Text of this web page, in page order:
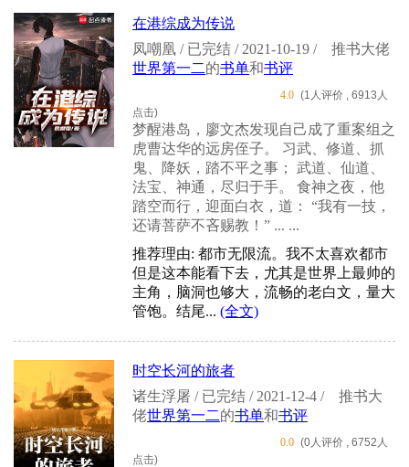
在港综成为传说
凤嘲凰 / 已完结 / 2021-10-19 /
推书大佬
世界第一二的书单和书评
4.0 (1人评价 , 6913人
点击)
梦醒港岛，廖文杰发现自己成了重案组之
虎曹达华的远房侄子。 习武、修道、抓
鬼、降妖，踏不平之事； 武道、仙道、
法宝、神通，尽归于手。 食神之夜，他
踏空而行，迎面白衣，道： “我有一技，
还请菩萨不吝赐教！” ... ...
推荐理由: 都市无限流。我不太喜欢都市
但是这本能看下去，尤其是世界上最帅的
主角，脑洞也够大，流畅的老白文，量大
管饱。结尾... (全文)
时空长河的旅者
诸生浮屠 / 已完结 / 2021-12-4 /
推书大
佬世界第一二的书单和书评
0.0 (0人评价 , 6752人
点击)